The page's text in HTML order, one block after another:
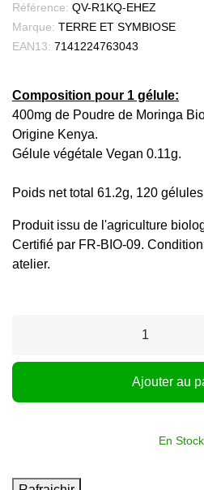
Référence: QV-R1KQ-EHEZ
Marque: TERRE ET SYMBIOSE
EAN13: 7141224763043
Composition pour 1 gélule:
400mg de Poudre de Moringa
Origine Kenya.
Gélule végétale Vegan 0.11g.
Poids net total 61.2g, 120
Produit issu de l'agriculture
Certifié par FR-BIO-09.
atelier.
Ajouter au
En Stock